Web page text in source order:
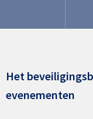
Het
evenementen